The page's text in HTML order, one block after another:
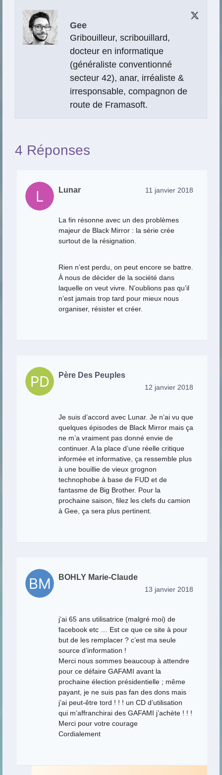
Gee
Gribouilleur, scribouillard,
docteur en informatique
(généraliste conventionné
secteur 42), anar, irréaliste &
irresponsable, compagnon de
route de Framasoft.
4 Réponses
Lunar 11 janvier 2018
La fin résonne avec un des problèmes
majeur de Black Mirror : la série crée
surtout de la résignation.
Rien n’est perdu, on peut encore se battre.
À nous de décider de la société dans
laquelle on veut vivre. N’oublions pas qu’il
n’est jamais trop tard pour mieux nous
organiser, résister et créer.
Père Des Peuples
12 janvier 2018
Je suis d’accord avec Lunar. Je n’ai vu que
quelques épisodes de Black Mirror mais ça
ne m’a vraiment pas donné envie de
continuer. A la place d’une réelle critique
informée et informative, ça ressemble plus
à une bouillie de vieux grognon
technophobe à base de FUD et de
fantasme de Big Brother. Pour la
prochaine saison, filez les clefs du camion
à Gee, ça sera plus pertinent.
BOHLY Marie-Claude
13 janvier 2018
j’ai 65 ans utilisatrice (malgré moi) de
facebook etc … Est ce que ce site à pour
but de les remplacer ? c’est ma seule
source d’information !
Merci nous sommes beaucoup à attendre
pour ce défaire GAFAMI avant la
prochaine élection présidentielle ; même
payant, je ne suis pas fan des dons mais
j’ai peut-être tord ! ! ! un CD d’utilisation
qui m’affranchirai des GAFAMI j’achète ! ! !
Merci pour votre courage
Cordialement